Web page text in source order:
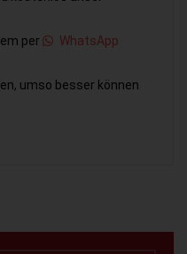
per
WhatsApp
umso besser können